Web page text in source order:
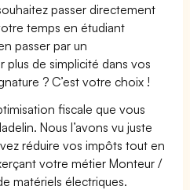
passer directement
temps en étudiant
passer par un
de simplicité dans vos
? C’est votre choix !
fiscale que vous
Nous l’avons vu juste
réduire vos impôts tout en
votre métier Monteur /
matériels électriques.